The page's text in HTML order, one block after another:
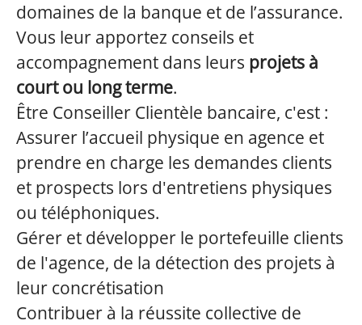
domaines de la banque et de l’assurance.
Vous leur apportez conseils et
accompagnement dans leurs projets à
court ou long terme.
Être Conseiller Clientèle bancaire, c'est :
Assurer l’accueil physique en agence et
prendre en charge les demandes clients
et prospects lors d'entretiens physiques
ou téléphoniques.
Gérer et développer le portefeuille clients
de l'agence, de la détection des projets à
leur concrétisation
Contribuer à la réussite collective de